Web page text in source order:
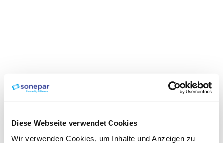
Diese Webseite verwendet Cookies
Wir verwenden Cookies, um Inhalte und Anzeigen zu